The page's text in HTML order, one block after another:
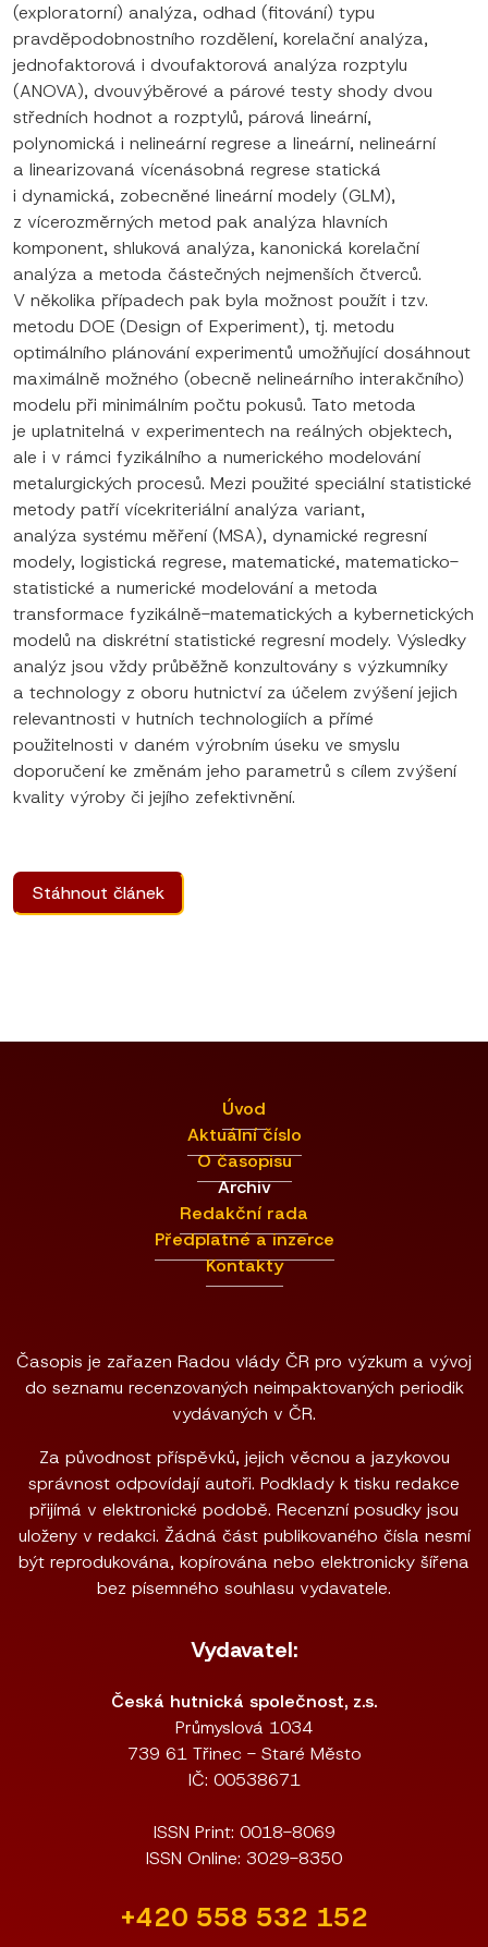
(exploratorní) analýza, odhad (fitování) typu
pravděpodobnostního rozdělení, korelační analýza,
jednofaktorová i dvoufaktorová analýza rozptylu
(ANOVA), dvouvýběrové a párové testy shody dvou
středních hodnot a rozptylů, párová lineární,
polynomická i nelineární regrese a lineární, nelineární
a linearizovaná vícenásobná regrese statická
i dynamická, zobecněné lineární modely (GLM),
z vícerozměrných metod pak analýza hlavních
komponent, shluková analýza, kanonická korelační
analýza a metoda částečných nejmenších čtverců.
V několika případech pak byla možnost použít i tzv.
metodu DOE (Design of Experiment), tj. metodu
optimálního plánování experimentů umožňující dosáhnout
maximálně možného (obecně nelineárního interakčního)
modelu při minimálním počtu pokusů. Tato metoda
je uplatnitelná v experimentech na reálných objektech,
ale i v rámci fyzikálního a numerického modelování
metalurgických procesů. Mezi použité speciální statistické
metody patří vícekriteriální analýza variant,
analýza systému měření (MSA), dynamické regresní
modely, logistická regrese, matematické, matematicko-
statistické a numerické modelování a metoda
transformace fyzikálně-matematických a kybernetických
modelů na diskrétní statistické regresní modely. Výsledky
analýz jsou vždy průběžně konzultovány s výzkumníky
a technology z oboru hutnictví za účelem zvýšení jejich
relevantnosti v hutních technologiích a přímé
použitelnosti v daném výrobním úseku ve smyslu
doporučení ke změnám jeho parametrů s cílem zvýšení
kvality výroby či jejího zefektivnění.
Stáhnout článek
Úvod
Aktuální číslo
O časopisu
Archiv
Redakční rada
Předplatné a inzerce
Kontakty
Časopis je zařazen Radou vlády ČR pro výzkum a vývoj
do seznamu recenzovaných neimpaktovaných periodik
vydávaných v ČR.
Za původnost příspěvků, jejich věcnou a jazykovou
správnost odpovídají autoři. Podklady k tisku redakce
přijímá v elektronické podobě. Recenzní posudky jsou
uloženy v redakci. Žádná část publikovaného čísla nesmí
být reprodukována, kopírována nebo elektronicky šířena
bez písemného souhlasu vydavatele.
Vydavatel:
Česká hutnická společnost, z.s.
Průmyslová 1034
739 61 Třinec - Staré Město
IČ: 00538671
ISSN Print: 0018-8069
ISSN Online: 3029-8350
+420 558 532 152